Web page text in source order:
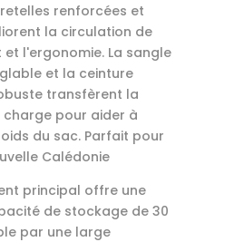
renforcées et
la circulation de
l'ergonomie. La sangle
et la ceinture
transfèrent la
charge pour aider à
du sac. Parfait pour
Calédonie
principal offre une
de stockage de 30
par une large